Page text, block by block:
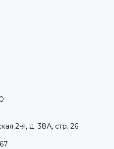
2-я, д. 38А, стр. 26